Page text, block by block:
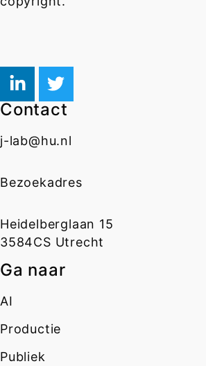
Contact
j-lab@hu.nl
Bezoekadres
Heidelberglaan 15
3584CS Utrecht
Ga naar
AI
Productie
Publiek